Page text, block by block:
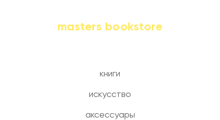
masters bookstore
книги
искусство
аксессуары